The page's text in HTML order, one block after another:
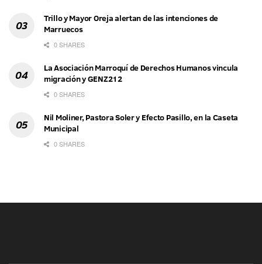
Trillo y Mayor Oreja alertan de las intenciones de
Marruecos
0 SHARES
La Asociación Marroquí de Derechos Humanos vincula
migración y GENZ212
0 SHARES
Nil Moliner, Pastora Soler y Efecto Pasillo, en la Caseta
Municipal
0 SHARES